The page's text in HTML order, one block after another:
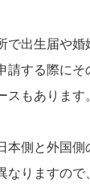
で出生届や婚
請する際に
スもあります
本側と外国
なりますので